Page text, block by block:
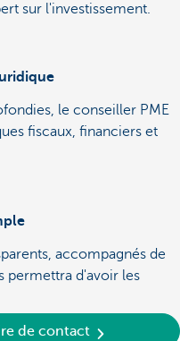
sur l'investissement.
le conseiller PME
fiscaux, financiers et
accompagnés de
permettra d'avoir les
de contact